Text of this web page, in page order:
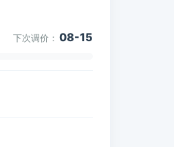
下次调价： 08-15